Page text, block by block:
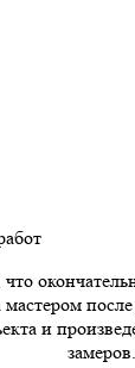
после
и
замеров.